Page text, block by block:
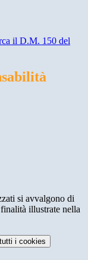
il D.M. 150 del
si avvalgono di
illustrate nella
i cookies